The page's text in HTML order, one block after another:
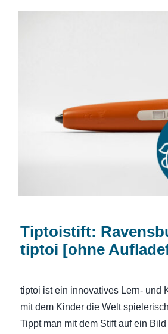
Tiptoistift:
Tiptoistift:
tiptoi [ohne
tiptoi ist ein innovatives Lern- und
mit dem Kinder die Welt
Tippt man mit dem Stift auf ein